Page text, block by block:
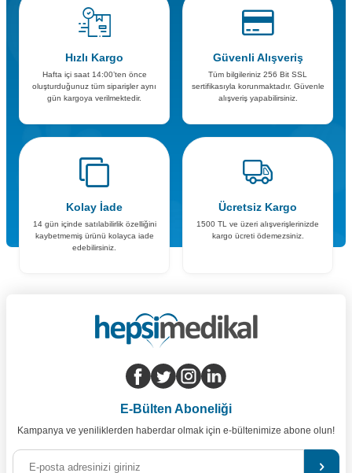
Hızlı Kargo
Hafta içi saat 14:00’ten önce
oluşturduğunuz tüm siparişler aynı
gün kargoya verilmektedir.
Güvenli Alışveriş
Tüm bilgileriniz 256 Bit SSL
sertifikasıyla korunmaktadır. Güvenle
alışveriş yapabilirsiniz.
Kolay İade
14 gün içinde satılabilirlik özelliğini
kaybetmemiş ürünü kolayca iade
edebilirsiniz.
Ücretsiz Kargo
1500 TL ve üzeri alışverişlerinizde
kargo ücreti ödemezsiniz.
E-Bülten Aboneliği
Kampanya ve yeniliklerden haberdar olmak için e-bültenimize abone olun!